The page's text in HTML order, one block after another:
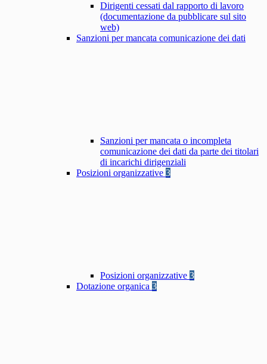
Dirigenti cessati dal rapporto di lavoro
(documentazione da pubblicare sul sito
web)
Sanzioni per mancata comunicazione dei dati
Sanzioni per mancata o incompleta
comunicazione dei dati da parte dei titolari
di incarichi dirigenziali
Posizioni organizzative 3
Posizioni organizzative 3
Dotazione organica 3